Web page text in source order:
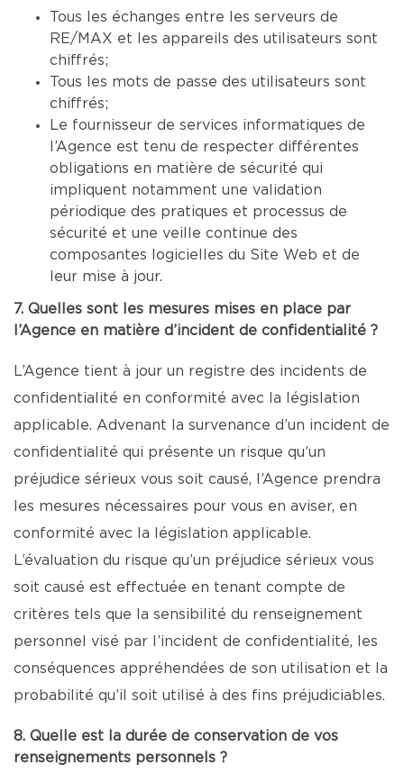
Tous les échanges entre les serveurs de
RE/MAX et les appareils des utilisateurs sont
chiffrés;
Tous les mots de passe des utilisateurs sont
chiffrés;
Le fournisseur de services informatiques de
l’Agence est tenu de respecter différentes
obligations en matière de sécurité qui
impliquent notamment une validation
périodique des pratiques et processus de
sécurité et une veille continue des
composantes logicielles du Site Web et de
leur mise à jour.
7. Quelles sont les mesures mises en place par
l’Agence en matière d’incident de confidentialité ?
L’Agence tient à jour un registre des incidents de
confidentialité en conformité avec la législation
applicable. Advenant la survenance d’un incident de
confidentialité qui présente un risque qu’un
préjudice sérieux vous soit causé, l’Agence prendra
les mesures nécessaires pour vous en aviser, en
conformité avec la législation applicable.
L’évaluation du risque qu’un préjudice sérieux vous
soit causé est effectuée en tenant compte de
critères tels que la sensibilité du renseignement
personnel visé par l’incident de confidentialité, les
conséquences appréhendées de son utilisation et la
probabilité qu’il soit utilisé à des fins préjudiciables.
8. Quelle est la durée de conservation de vos
renseignements personnels ?